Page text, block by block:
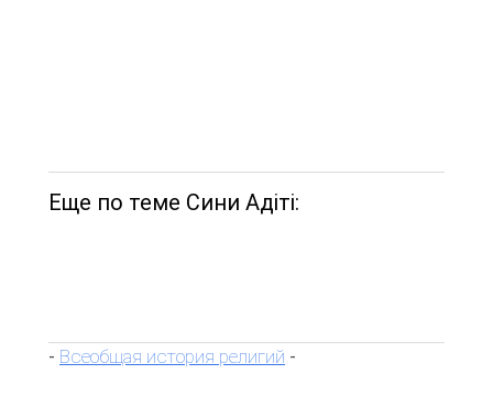
Еще по теме Сини Адіті:
- Всеобщая история религий -